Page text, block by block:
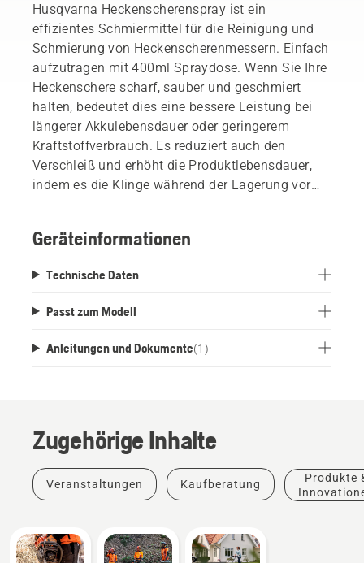
Husqvarna Heckenscherenspray ist ein
effizientes Schmiermittel für die Reinigung und
Schmierung von Heckenscherenmessern. Einfach
aufzutragen mit 400ml Spraydose. Wenn Sie Ihre
Heckenschere scharf, sauber und geschmiert
halten, bedeutet dies eine bessere Leistung bei
längerer Akkulebensdauer oder geringerem
Kraftstoffverbrauch. Es reduziert auch den
Verschleiß und erhöht die Produktlebensdauer,
indem es die Klinge während der Lagerung vor
FLEXI, so dass Sie sie problemlos mitnehmen
Geräteinformationen
Technische Daten
Passt zum Modell
Anleitungen und Dokumente(1 )
Zugehörige Inhalte
Veranstaltungen Kaufberatung
Produkte